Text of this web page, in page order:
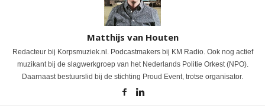
Matthijs van Houten
Redacteur bij Korpsmuziek.nl. Podcastmakers bij KM Radio. Ook nog actief
muzikant bij de slagwerkgroep van het Nederlands Politie Orkest (NPO).
Daarnaast bestuurslid bij de stichting Proud Event, trotse organisator.